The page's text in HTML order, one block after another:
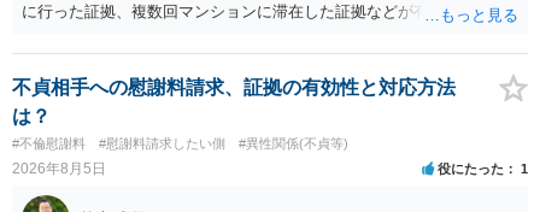
に行った証拠、複数回マンションに滞在した証拠などが有効です。 不
婚する、慰謝料をとるなど）ことができると思われます。 ただし、不
貞発覚後、長期間同居を続けると、不貞を許したとの評価につながる
場合がありますので、ご注意ください。 以上、ご参考まで。
不貞相手への慰謝料請求、証拠の有効性と対応方法
は？
#不倫慰謝料 #慰謝料請求したい側 #異性関係(不貞等)
2026年8月5日 役にたった 1